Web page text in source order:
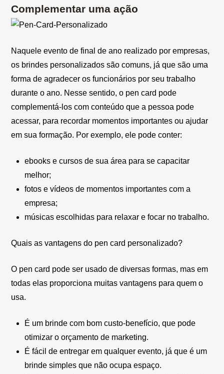
Complementar uma ação
Naquele evento de final de ano realizado por empresas,
os brindes personalizados são comuns, já que são uma
forma de agradecer os funcionários por seu trabalho
durante o ano. Nesse sentido, o pen card pode
complementá-los com conteúdo que a pessoa pode
acessar, para recordar momentos importantes ou ajudar
em sua formação. Por exemplo, ele pode conter:
ebooks e cursos de sua área para se capacitar
melhor;
fotos e vídeos de momentos importantes com a
empresa;
músicas escolhidas para relaxar e focar no trabalho.
Quais as vantagens do pen card personalizado?
O pen card pode ser usado de diversas formas, mas em
todas elas proporciona muitas vantagens para quem o
usa.
É um brinde com bom custo-benefício, que pode
otimizar o orçamento de marketing.
É fácil de entregar em qualquer evento, já que é um
brinde simples que não ocupa espaço.